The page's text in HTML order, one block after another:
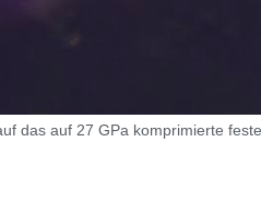
das auf 27 GPa komprimierte